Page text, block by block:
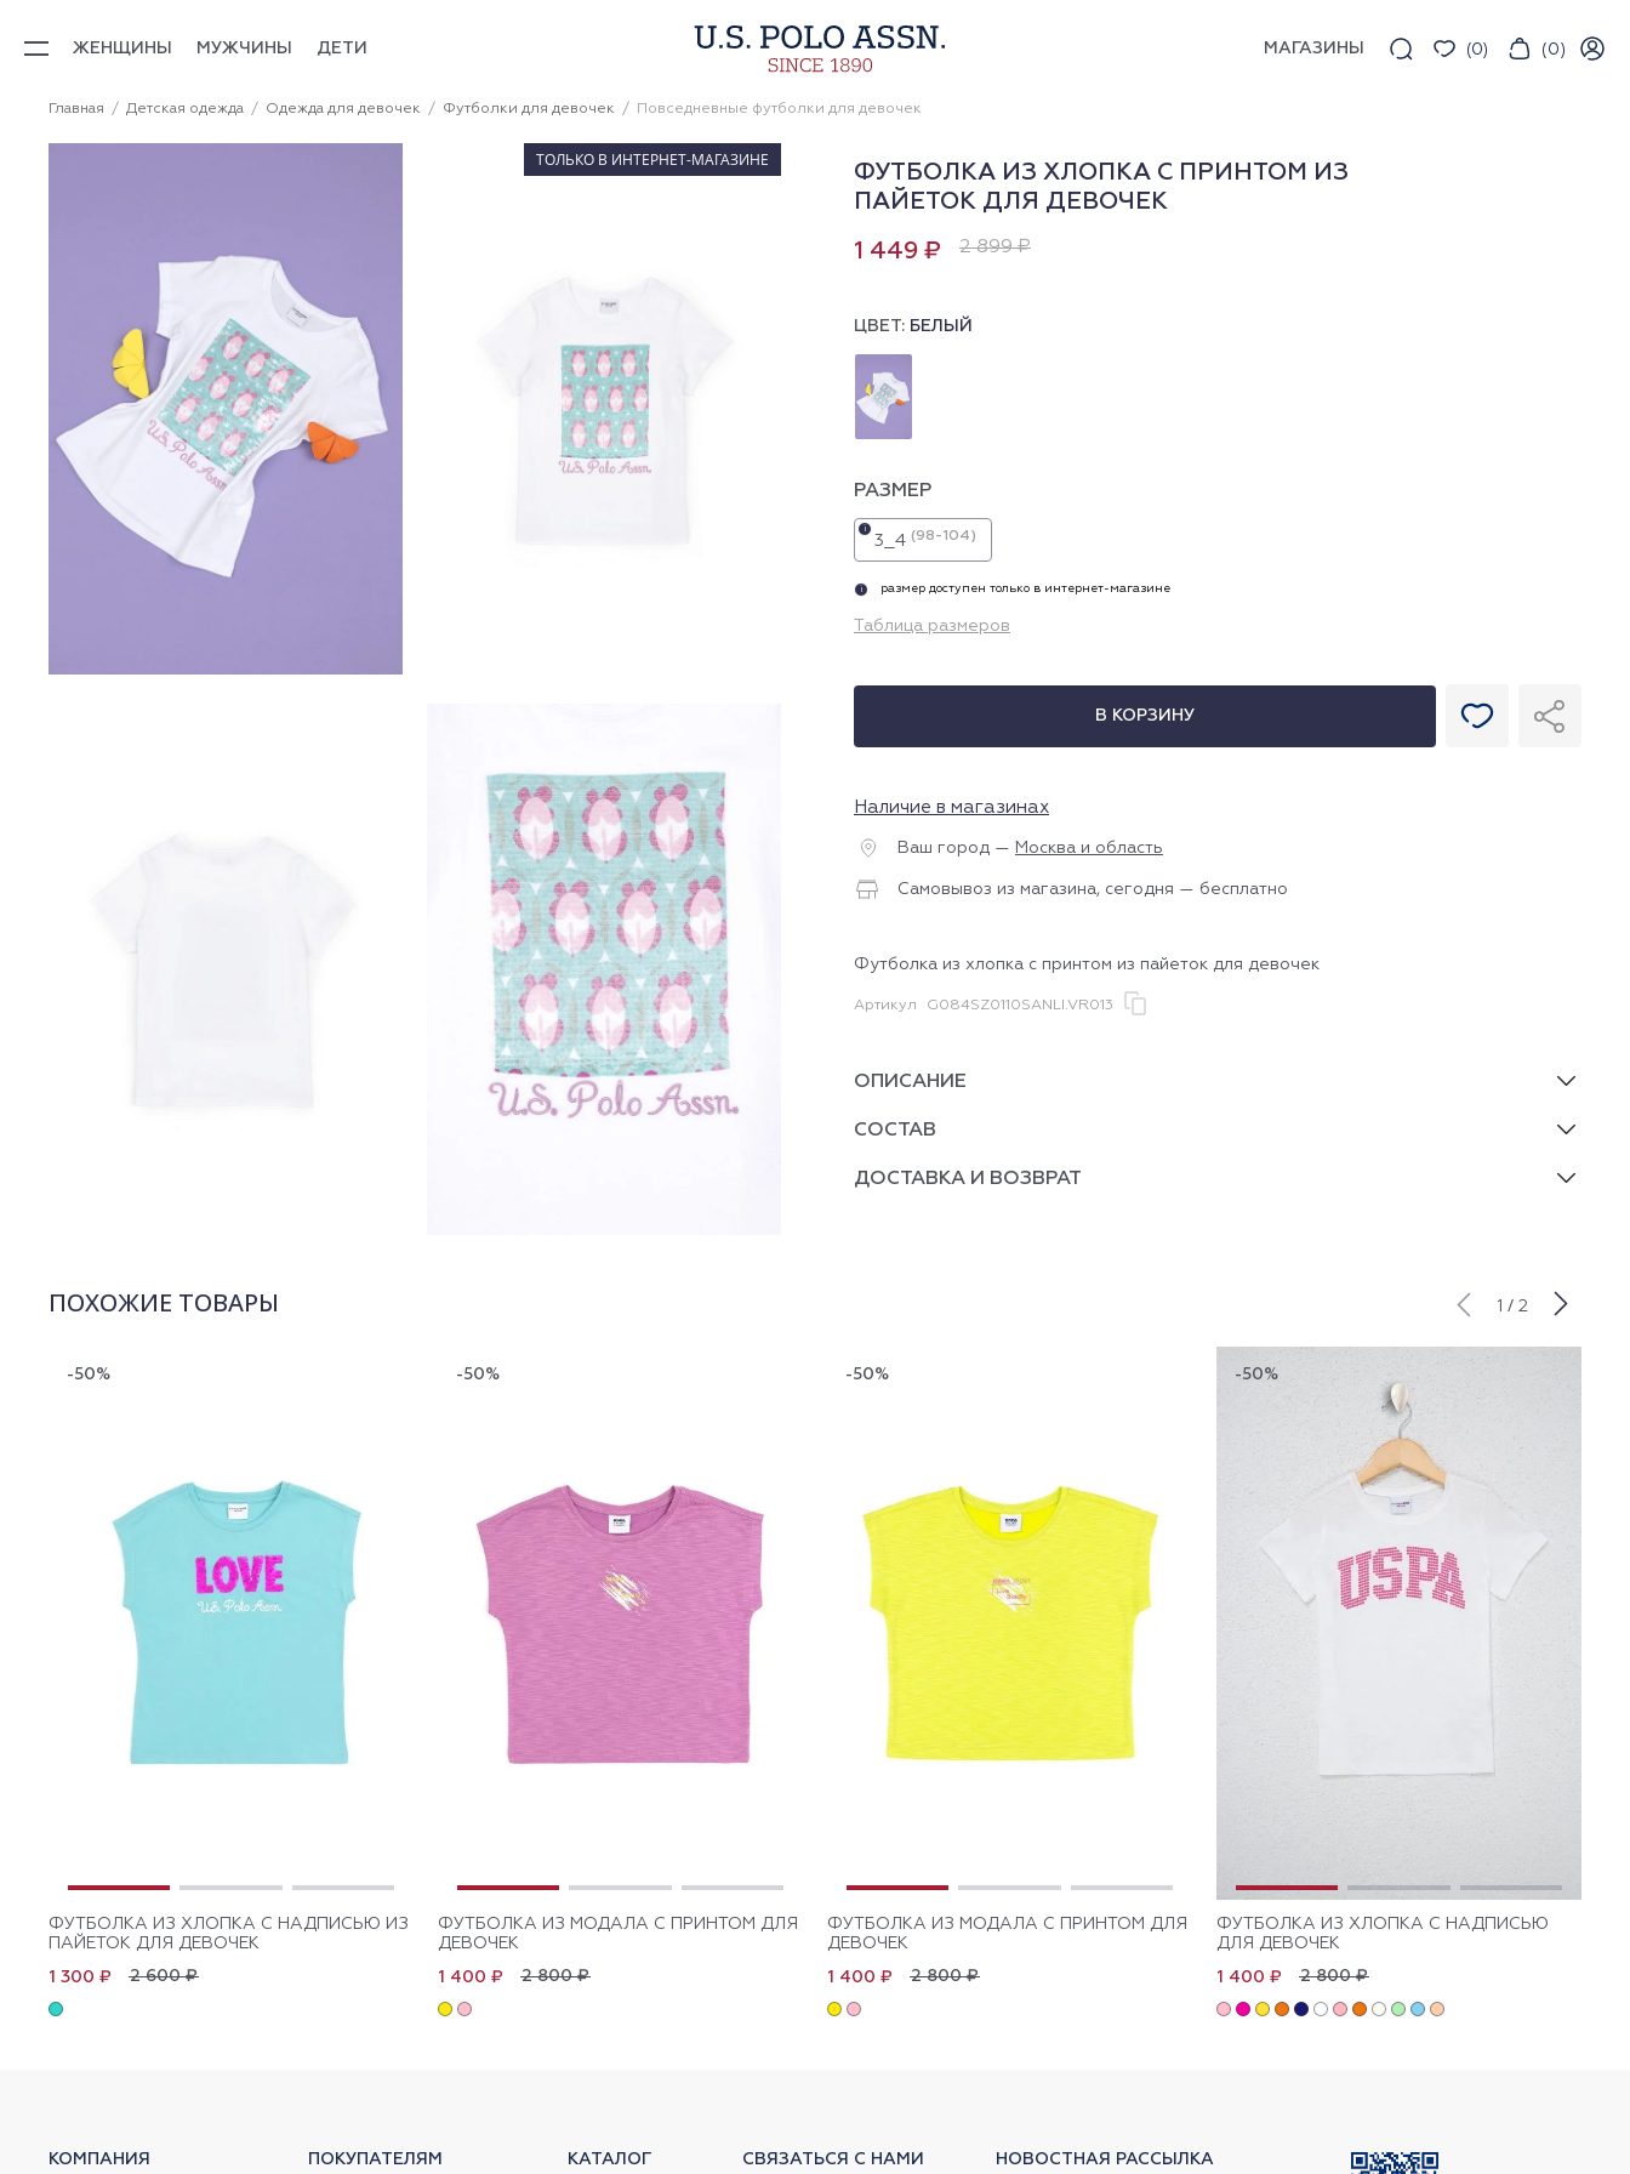
ЖЕНЩИНЫ МУЖЧИНЫ ДЕТИ МАГАЗИНЫ (0) (0)
Главная Детская одежда Одежда для девочек Футболки для девочек Повседневные футболки для девочек
ТОЛЬКО В ИНТЕРНЕТ-МАГАЗИНЕ
ФУТБОЛКА ИЗ ХЛОПКА С ПРИНТОМ ИЗ
ПАЙЕТОК ДЛЯ ДЕВОЧЕК
1 449 ₽ 2 899 ₽
ЦВЕТ: БЕЛЫЙ
РАЗМЕР
3_4 (98-104)
i
i размер доступен только в интернет-магазине
Таблица размеров
В КОРЗИНУ
Наличие в магазинах
Ваш город — Москва и область
Самовывоз из магазина, сегодня — бесплатно
Футболка из хлопка с принтом из пайеток для девочек
Артикул G084SZ0110SANLI.VR013
ОПИСАНИЕ
СОСТАВ
ДОСТАВКА И ВОЗВРАТ
ПОХОЖИЕ ТОВАРЫ 1 / 2
-50%
ФУТБОЛКА ИЗ ХЛОПКА С НАДПИСЬЮ ИЗ
ПАЙЕТОК ДЛЯ ДЕВОЧЕК
2 600 ₽
1 300 ₽
-50%
ФУТБОЛКА ИЗ МОДАЛА С ПРИНТОМ ДЛЯ
ДЕВОЧЕК
2 800 ₽
1 400 ₽
-50%
ФУТБОЛКА ИЗ МОДАЛА С ПРИНТОМ ДЛЯ
ДЕВОЧЕК
2 800 ₽
1 400 ₽
-50%
ФУТБОЛКА ИЗ ХЛОПКА С НАДПИСЬЮ
ДЛЯ ДЕВОЧЕК
2 800 ₽
1 400 ₽
КОМПАНИЯ ПОКУПАТЕЛЯМ КАТАЛОГ СВЯЗАТЬСЯ С НАМИ НОВОСТНАЯ РАССЫЛКА